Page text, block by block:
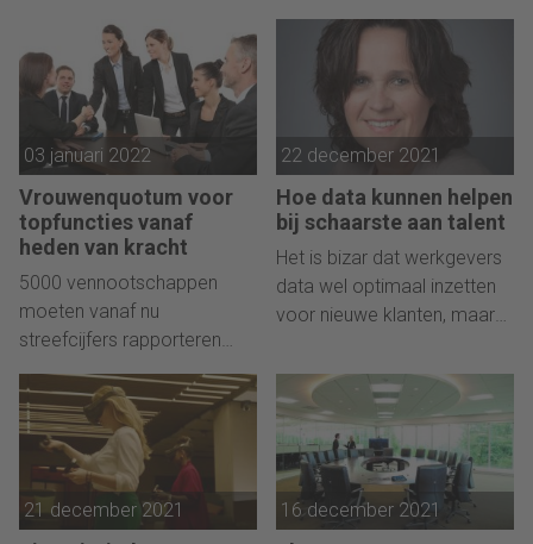
intimiderende teksten. Mr.
Marcus Draaisma over de
do’s en don’ts.
bedrijf? Anne Jaakke vroeg
het Abbe Luerman, oud
CHRO van Ahold Delhaize.
03 januari 2022
Vrouwenquotum voor
topfuncties vanaf
heden van kracht
5000 vennootschappen
moeten vanaf nu
streefcijfers rapporteren
over de man-
vrouwverhouding in de top.
22 december 2021
Hoe data kunnen helpen
bij schaarste aan talent
Het is bizar dat werkgevers
data wel optimaal inzetten
voor nieuwe klanten, maar
nieuwe medewerkers.
21 december 2021 16 december 2021